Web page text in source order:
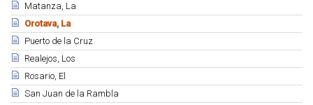
Matanza, La
Orotava, La
Puerto de la Cruz
Realejos, Los
Rosario, El
San Juan de la Rambla